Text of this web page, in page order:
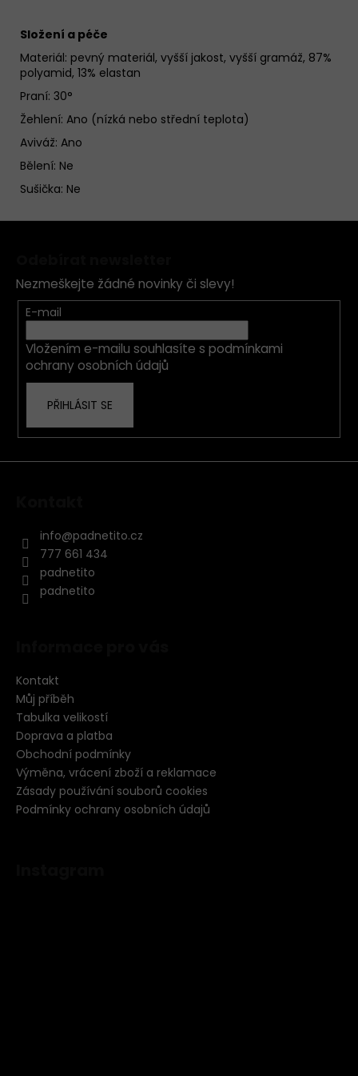
Složení a péče
Materiál: pevný materiál, vyšší jakost, vyšší gramáž, 87%
polyamid, 13% elastan
Praní: 30°
Žehlení: Ano (nízká nebo střední teplota)
Aviváž: Ano
Bělení: Ne
Sušička: Ne
Nezmeškejte žádné novinky či slevy!
E-mail
Vložením e-mailu souhlasíte s podmínkami
ochrany osobních údajů
PŘIHLÁSIT SE
info@padnetito.cz
777 661 434
padnetito
padnetito
Kontakt
Můj příběh
Tabulka velikostí
Doprava a platba
Obchodní podmínky
Výměna, vrácení zboží a reklamace
Zásady používání souborů cookies
Podmínky ochrany osobních údajů